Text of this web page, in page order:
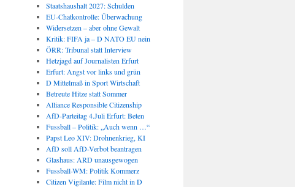
Staatshaushalt 2027: Schulden
EU-Chatkontrolle: Überwachung
Widersetzen – aber ohne Gewalt
Kritik: FIFA ja – D NATO EU nein
ÖRR: Tribunal statt Interview
Hetzjagd auf Journalisten Erfurt
Erfurt: Angst vor links und grün
D Mittelmaß in Sport Wirtschaft
Betreute Hitze statt Sommer
Alliance Responsible Citizenship
AfD-Parteitag 4.Juli Erfurt: Beten
Fussball – Politik: „Auch wenn …“
Papst Leo XIV: Drohnenkrieg, KI
AfD soll AfD-Verbot beantragen
Glashaus: ARD unausgewogen
Fussball-WM: Politik Kommerz
Citizen Vigilante: Film nicht in D